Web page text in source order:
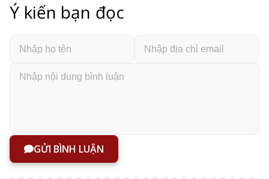
Ý kiến bạn đọc
GỬI BÌNH LUẬN